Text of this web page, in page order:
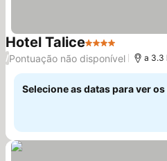
Hotel Talice4 EstrelasVer preços
/Pontuação não disponível a 3.3
Selecione as datas para ver